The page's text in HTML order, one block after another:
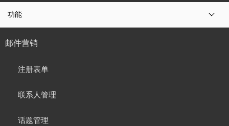
功能
邮件营销
注册表单
联系人管理
话题管理